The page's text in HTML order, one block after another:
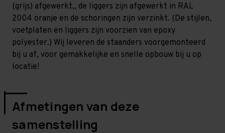
(grijs) afgewerkt,, de liggers zijn afgewerkt in RAL
2004 oranje en de schoringen zijn verzinkt. (De stijlen,
voetplaten en liggers zijn voorzien van epoxy
polyester.) Wij leveren de staanders voorgemonteerd
bij u af, voor gemakkelijke en snelle opbouw bij u op
locatie!
Afmetingen van deze
samenstelling